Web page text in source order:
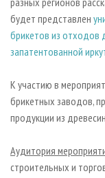
будет представлен
брикетов из отходов
запатентованной
К участию в
брикетных заводов,
продукции из
Аудитория
строительных и